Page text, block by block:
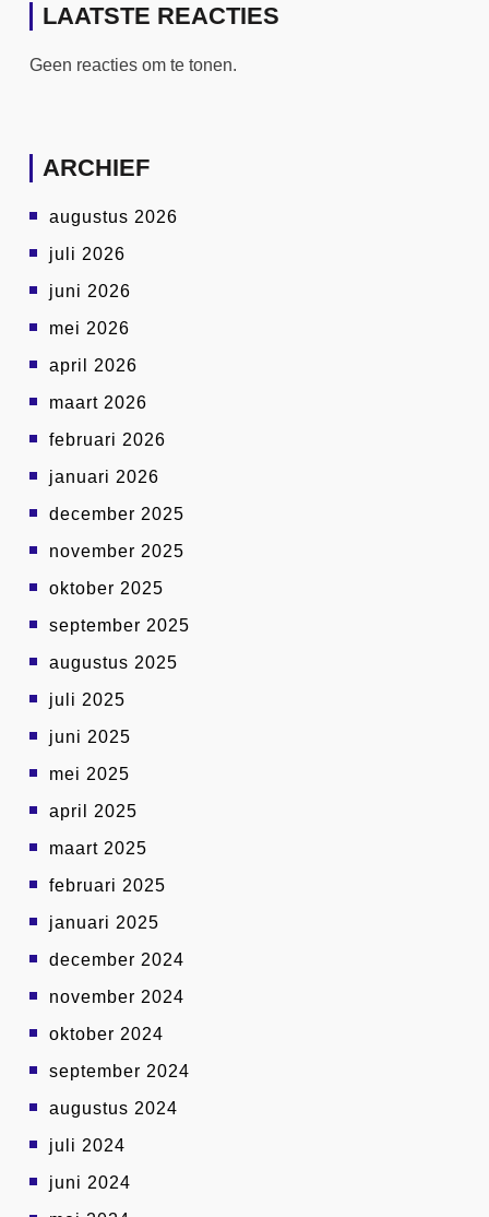
LAATSTE REACTIES
Geen reacties om te tonen.
ARCHIEF
augustus 2026
juli 2026
juni 2026
mei 2026
april 2026
maart 2026
februari 2026
januari 2026
december 2025
november 2025
oktober 2025
september 2025
augustus 2025
juli 2025
juni 2025
mei 2025
april 2025
maart 2025
februari 2025
januari 2025
december 2024
november 2024
oktober 2024
september 2024
augustus 2024
juli 2024
juni 2024